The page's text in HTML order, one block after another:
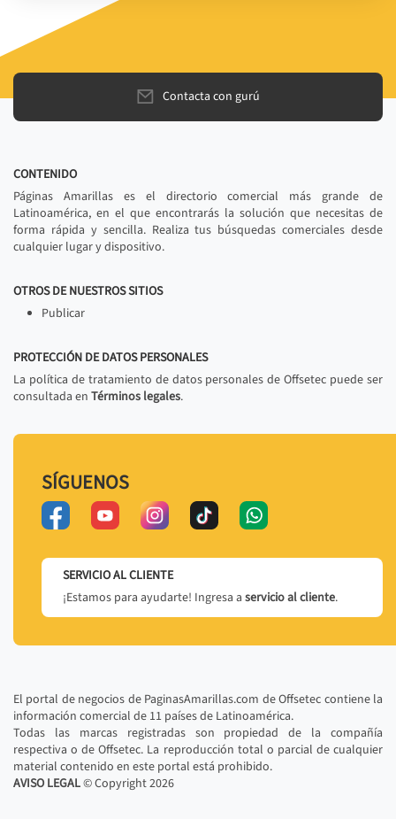
Contacta con gurú
CONTENIDO
Páginas Amarillas es el directorio comercial más grande de
Latinoamérica, en el que encontrarás la solución que necesitas de
forma rápida y sencilla. Realiza tus búsquedas comerciales desde
cualquier lugar y dispositivo.
OTROS DE NUESTROS SITIOS
Publicar
PROTECCIÓN DE DATOS PERSONALES
La política de tratamiento de datos personales de Offsetec puede ser
consultada en Términos legales.
SÍGUENOS
SERVICIO AL CLIENTE
¡Estamos para ayudarte! Ingresa a servicio al cliente.
El portal de negocios de PaginasAmarillas.com de Offsetec contiene la
información comercial de 11 países de Latinoamérica.
Todas las marcas registradas son propiedad de la compañía
respectiva o de Offsetec. La reproducción total o parcial de cualquier
material contenido en este portal está prohibido.
AVISO LEGAL© Copyright2026